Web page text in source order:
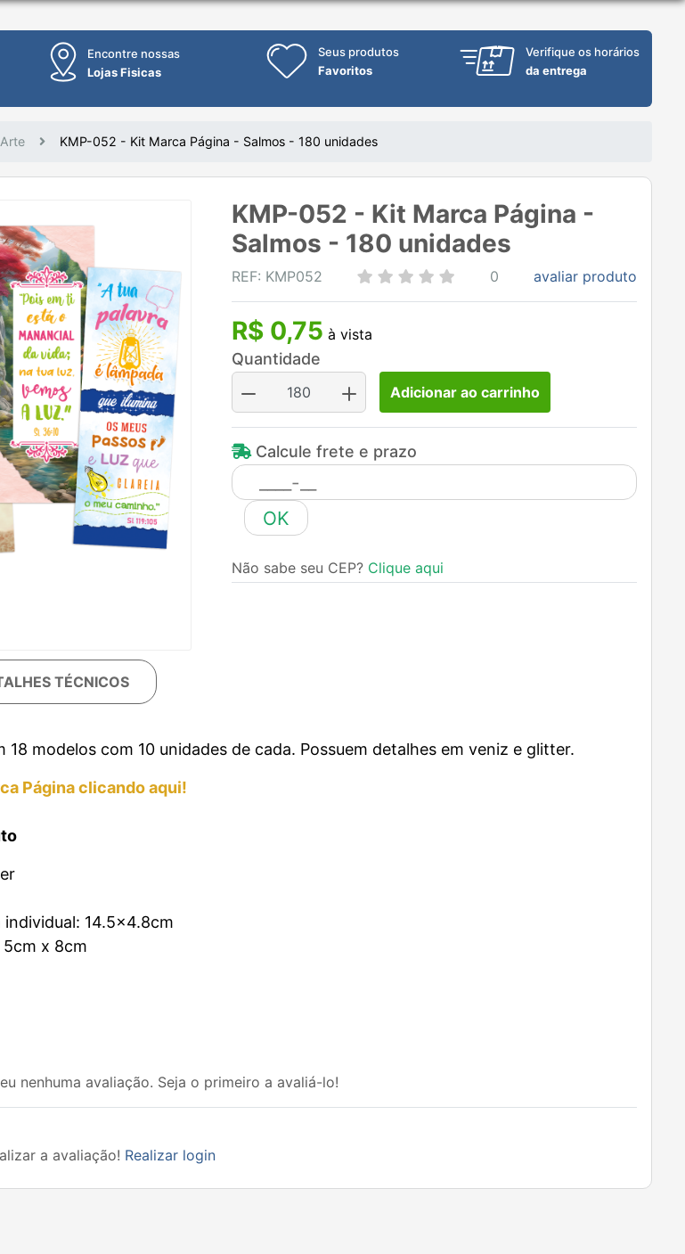
Encontre nossas
Lojas Fisicas
Seus produtos
Favoritos
Verifique os horários
da entrega
KMP-052 - Kit Marca Página - Salmos - 180 unidades
KMP-052 - Kit Marca Página -
Salmos - 180 unidades
REF: KMP052 0 avaliar produto
R$ 0,75 à vista
Quantidade
Adicionar ao carrinho
Calcule frete e prazo
OK
Não sabe seu CEP? Clique aqui
TÉCNICOS
18 modelos com 10 unidades de cada. Possuem detalhes em veniz e glitter.
Página clicando aqui!
14.5x4.8cm
5cm x 8cm
nenhuma avaliação. Seja o primeiro a avaliá-lo!
a avaliação! Realizar login